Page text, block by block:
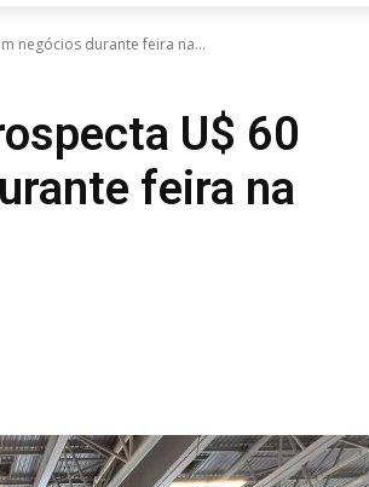
negócios durante feira na...
U$ 60
feira na